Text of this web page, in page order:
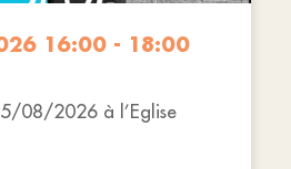
16:00 - 18:00
08/2026 à l’Eglise